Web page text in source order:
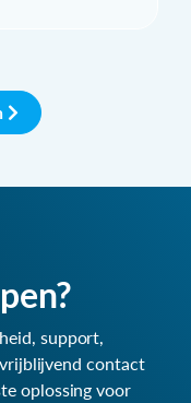
support,
contact
oplossing voor